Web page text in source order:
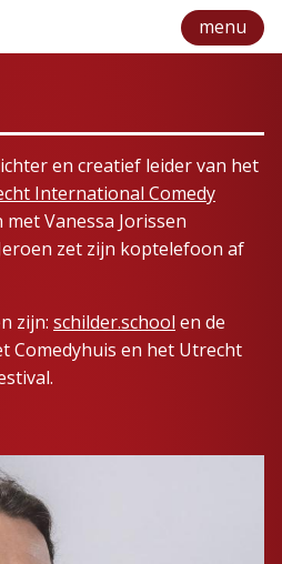
menu
en creatief leider van het
International Comedy
Vanessa Jorissen
zet zijn koptelefoon af
zijn: schilder.school en de
Comedyhuis en het Utrecht